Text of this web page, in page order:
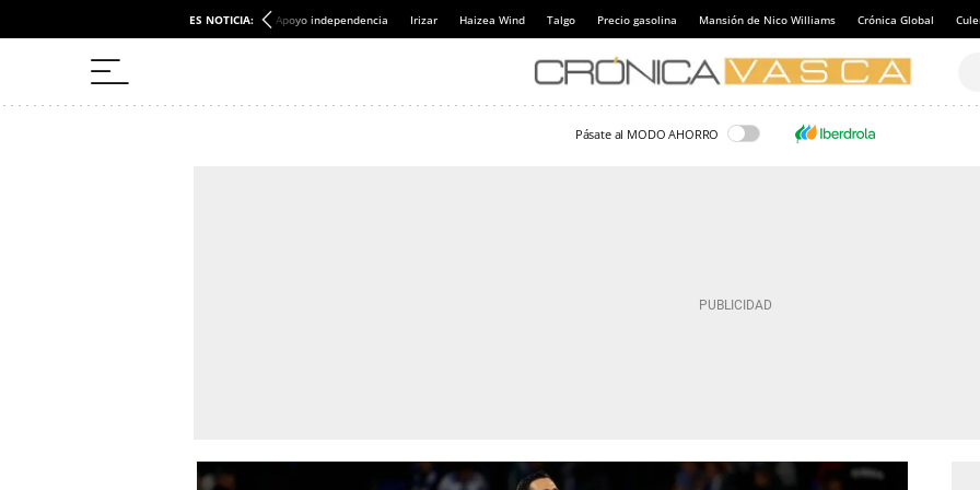
ES NOTICIA: Apoyo independencia Irizar Haizea Wind Talgo Precio gasolina Mansión de Nico Williams Crónica Global
Pásate al MODO AHORRO